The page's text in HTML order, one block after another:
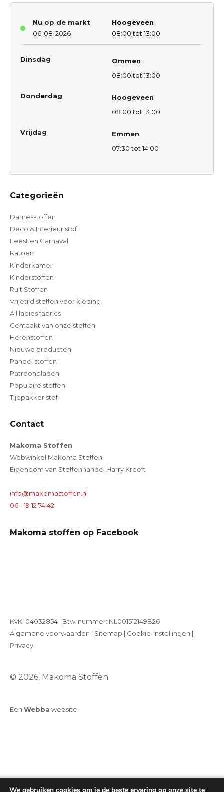
Nu op de markt
06-08-2026
Hoogeveen
08:00 tot 13:00
Dinsdag
Ommen
08:00 tot 13:00
Donderdag
Hoogeveen
08:00 tot 13:00
Vrijdag
Emmen
07:30 tot 14:00
Categorieën
Damesstoffen
Deco & Interieur stof
Feest en Carnaval
Katoen
Kinderkamer
Kinderstoffen
Ruit Stoffen
Vrijetijd stoffen voor kleding
All ladies fabrics
Gemaakt van onze stoffen
Herenstoffen
Nieuwe producten
Paneel stoffen
Patroonbladen
Populaire stoffen
Tijdpakker stof
Contact
Makoma Stoffen
Webwinkel Makoma Stoffen
Eigendom van Stoffenhandel Harry Kreeft
info@makomastoffen.nl
06 - 19 12 74 42
Makoma stoffen op Facebook
© 2026, Makoma Stoffen
KvK: 04032854 | Btw-nummer: NL001512149B26
Algemene voorwaarden | Sitemap | Cookie-instellingen |
Privacy
Een Webba website